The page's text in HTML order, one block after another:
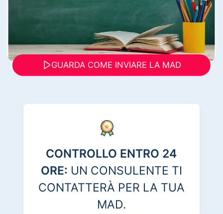
GUARDA COME INVIARE LA MAD
CONTROLLO ENTRO 24
ORE: UN CONSULENTE TI
CONTATTERÀ PER LA TUA
MAD.